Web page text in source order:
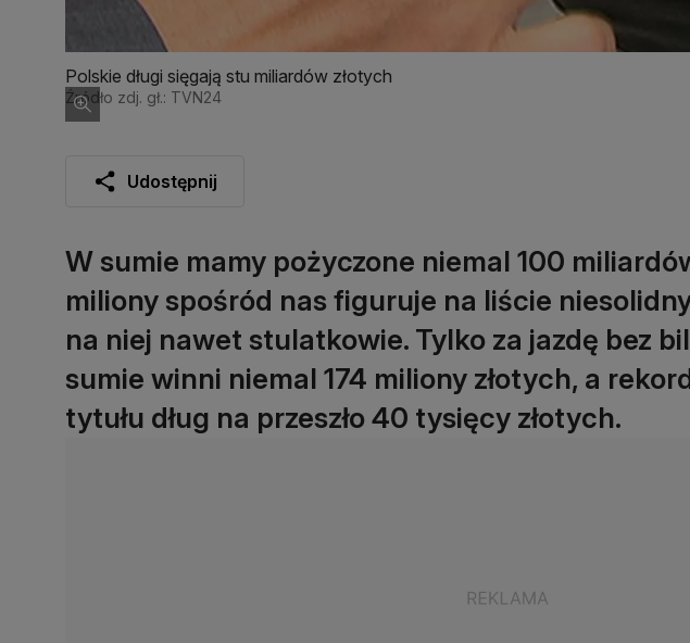
Polskie długi sięgają stu miliardów złotych
Źródło zdj. gł.: TVN24
Udostępnij
W sumie mamy pożyczone niemal 100
miliony spośród nas figuruje na liście
na niej nawet stulatkowie. Tylko za jazdę bez
sumie winni niemal 174 miliony złotych, a
tytułu dług na przeszło 40 tysięcy złotych.